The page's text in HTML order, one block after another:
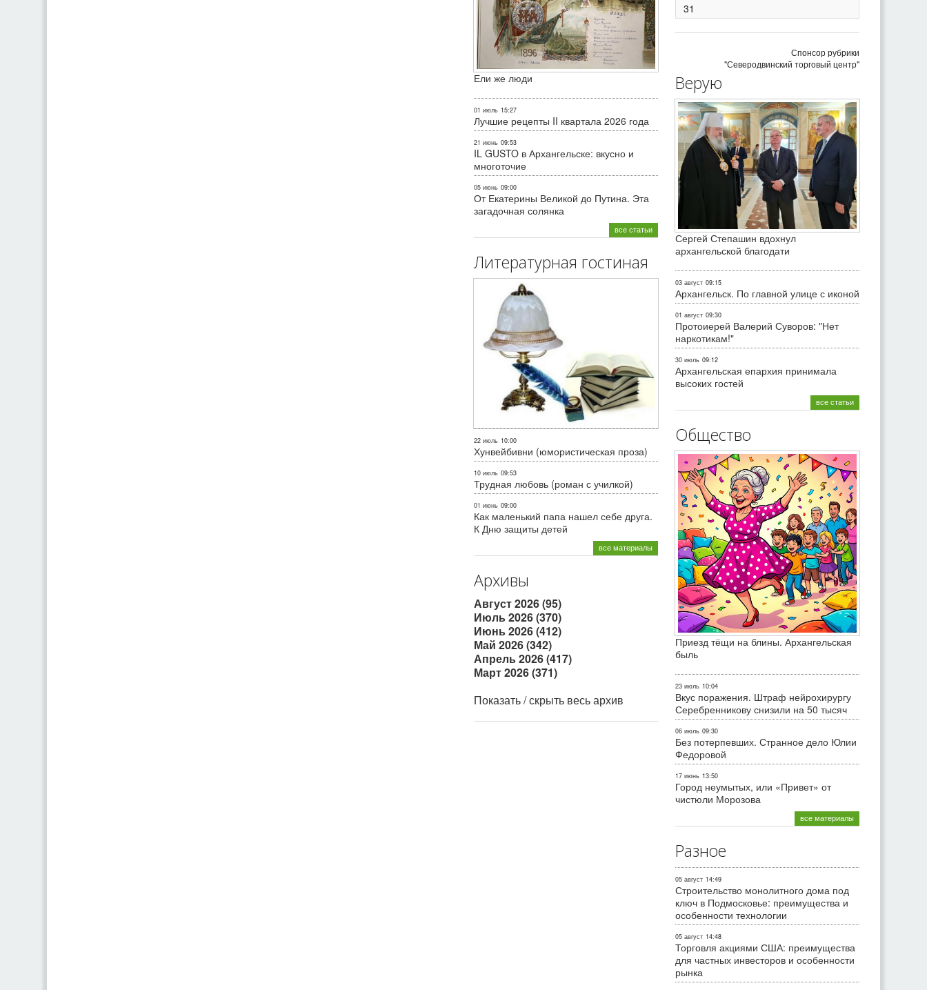
Ели же люди
01 июль 15:27
Лучшие рецепты II квартала 2026 года
21 июнь 09:53
IL GUSTO в Архангельске: вкусно и
многоточие
05 июнь 09:00
От Екатерины Великой до Путина. Эта
загадочная солянка
все статьи
Литературная гостиная
22 июль 10:00
Хунвейбивни (юмористическая проза)
10 июль 09:53
Трудная любовь (роман с училкой)
01 июнь 09:00
Как маленький папа нашел себе друга.
К Дню защиты детей
все материалы
Архивы
Август 2026 (95)
Июль 2026 (370)
Июнь 2026 (412)
Май 2026 (342)
Апрель 2026 (417)
Март 2026 (371)
Показать / скрыть весь архив
31
Спонсор рубрики
"Северодвинский торговый центр"
Верую
Сергей Степашин вдохнул
архангельской благодати
03 август 09:15
Архангельск. По главной улице с иконой
01 август 09:30
Протоиерей Валерий Суворов: "Нет
наркотикам!"
30 июль 09:12
Архангельская епархия принимала
высоких гостей
все статьи
Общество
Приезд тёщи на блины. Архангельская
быль
23 июль 10:04
Вкус поражения. Штраф нейрохирургу
Серебренникову снизили на 50 тысяч
06 июль 09:30
Без потерпевших. Странное дело Юлии
Федоровой
17 июнь 13:50
Город неумытых, или «Привет» от
чистюли Морозова
все материалы
Разное
05 август 14:49
Строительство монолитного дома под
ключ в Подмосковье: преимущества и
особенности технологии
05 август 14:48
Торговля акциями США: преимущества
для частных инвесторов и особенности
рынка